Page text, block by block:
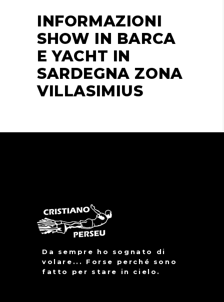
INFORMAZIONI
SHOW IN BARCA
E YACHT IN
SARDEGNA ZONA
VILLASIMIUS
Da sempre ho sognato di
volare... Forse perché sono
fatto per stare in cielo.